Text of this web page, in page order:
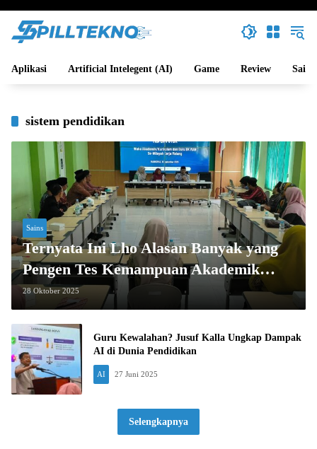
Aplikasi Artificial Intelegent (AI) Game Review Sains
sistem pendidikan
Sains
Ternyata Ini Lho Alasan Banyak yang
Pengen Tes Kemampuan Akademik
(TKA) 2025 Dibatalkan!
28 Oktober 2025
Guru Kewalahan? Jusuf Kalla Ungkap Dampak
AI di Dunia Pendidikan
AI 27 Juni 2025
Selengkapnya